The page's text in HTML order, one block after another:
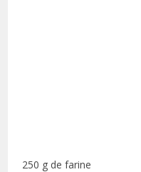
250 g de farine